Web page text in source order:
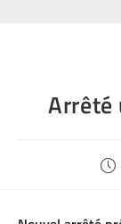
Arrêté